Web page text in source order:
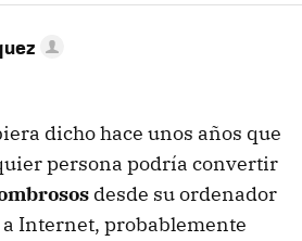
dicho hace unos años que
persona podría convertir
desde su ordenador
Internet, probablemente